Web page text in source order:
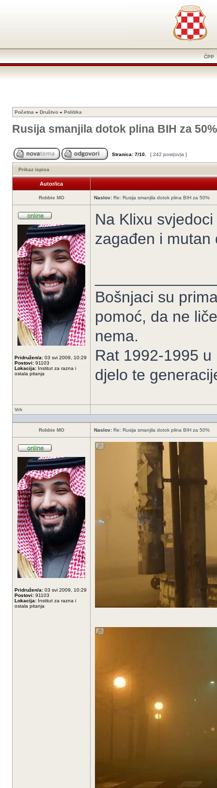
ČPP
Početna » Društvo » Politika
Rusija smanjila dotok plina BIH za 50%
Stranica: 7/10 [ 242 post(ov)a ]
Prikaz ispisa
Autor/ica
Robbie MO Naslov: Re: Rusija smanjila dotok plina BIH za 50%
Pridružen/a: 03 svi 2009, 10:29
Postovi: 91103
Lokacija: Institut za razna i
ostala pitanja
Na Klixu
zagađen i mutan
Bošnjaci su
pomoć, da ne
nema.
Rat 1992-1995
djelo te
Vrh
Robbie MO Naslov: Re: Rusija smanjila dotok plina BIH za 50%
Pridružen/a: 03 svi 2009, 10:29
Postovi: 91103
Lokacija: Institut za razna i
ostala pitanja